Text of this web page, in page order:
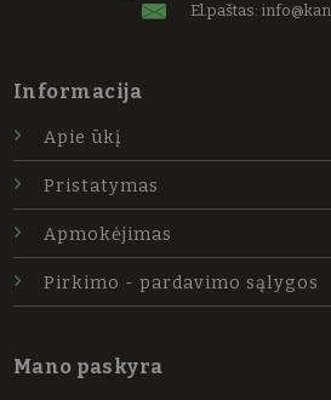
El.paštas:
Informacija
Apie ūkį
Pristatymas
Apmokėjimas
Pirkimo - pardavimo sąlygos
Mano paskyra